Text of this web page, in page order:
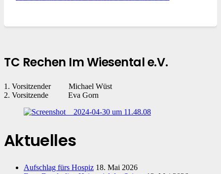
TC Rechen Im Wiesental e.V.
1. Vorsitzender Michael Wüst
2. Vorsitzende Eva Gorn
Aktuelles
Aufschlag fürs Hospiz 18. Mai 2026